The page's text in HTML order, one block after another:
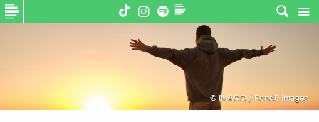
© IMAGO / Pond5 Images